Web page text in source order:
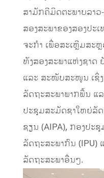
ສາມັກຄີມິດຕະພາບລາວ
ສອງສະພາຂອງສອງປ
ຈະກໍາ ເພື່ອສະເຫຼີມສະ
ທັງສອງສະພາແຫ່ງຊາດ
ແລະ ສະໜັບສະໜູນ ເຊິ່
ລັດຖະສະພາພາກພື້ນ ແ
ປະຊຸມສະມັດຊາໃຫຍ່ລັດ
ຊຽນ (AIPA), ກອງປະ
ລັດຖະສະພາກົນ (IPU)
ລັດຖະສະພາອື່ນໆ.